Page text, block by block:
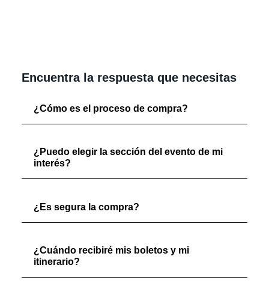
Encuentra la respuesta que necesitas
¿Cómo es el proceso de compra?
¿Puedo elegir la sección del evento de mi
interés?
¿Es segura la compra?
¿Cuándo recibiré mis boletos y mi
itinerario?